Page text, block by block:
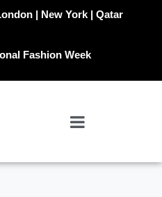
| New York | Qatar
Fashion Week